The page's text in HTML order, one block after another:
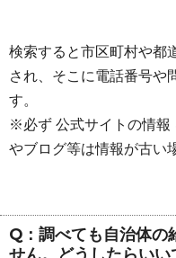
検索すると市区町村や都
され、そこに電話番号や
す。
※必ず 公式サイトの情報
やブログ等は情報が古い
Q：調べても自治体の
せん。どうしたらいい